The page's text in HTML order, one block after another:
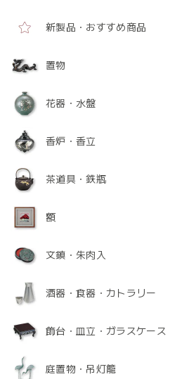
新製品・おすすめ商品
置物
花器・水盤
香炉・香立
茶道具・鉄瓶
額
文鎮・朱肉入
酒器・食器・カトラリー
飾台・皿立・ガラスケース
庭置物・吊灯籠